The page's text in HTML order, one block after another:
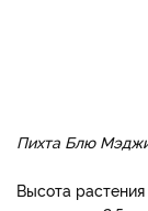
Пихта Блю
Высота